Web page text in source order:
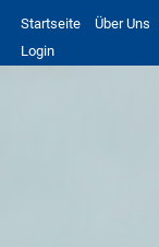
Startseite Über Uns
Login